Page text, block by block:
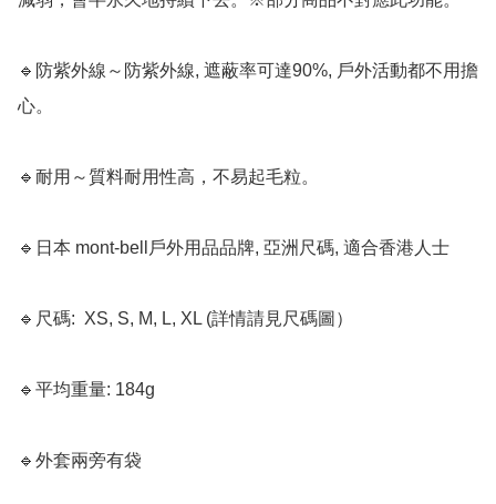
🔹防紫外線～防紫外線, 遮蔽率可達90%, 戶外活動都不用擔
心。
🔹耐用～質料耐用性高，不易起毛粒。
🔹日本 mont-bell戶外用品品牌, 亞洲尺碼, 適合香港人士
🔹尺碼:  XS, S, M, L, XL (詳情請見尺碼圖）
🔹平均重量: 184g
🔹外套兩旁有袋